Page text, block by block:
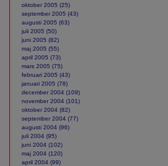
oktober 2005 (25)
september 2005 (43)
augusti 2005 (63)
juli 2005 (50)
juni 2005 (82)
maj 2005 (55)
april 2005 (73)
mars 2005 (75)
februari 2005 (43)
januari 2005 (78)
december 2004 (109)
november 2004 (101)
oktober 2004 (82)
september 2004 (77)
augusti 2004 (96)
juli 2004 (95)
juni 2004 (102)
maj 2004 (120)
april 2004 (99)